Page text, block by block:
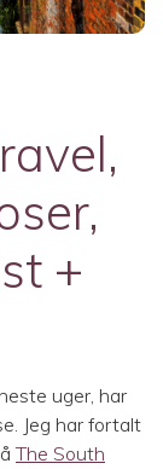
+
uger, har
Jeg har fortalt
The South